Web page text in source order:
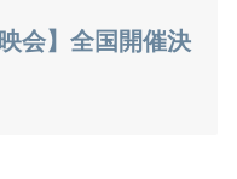
会】全国開催決